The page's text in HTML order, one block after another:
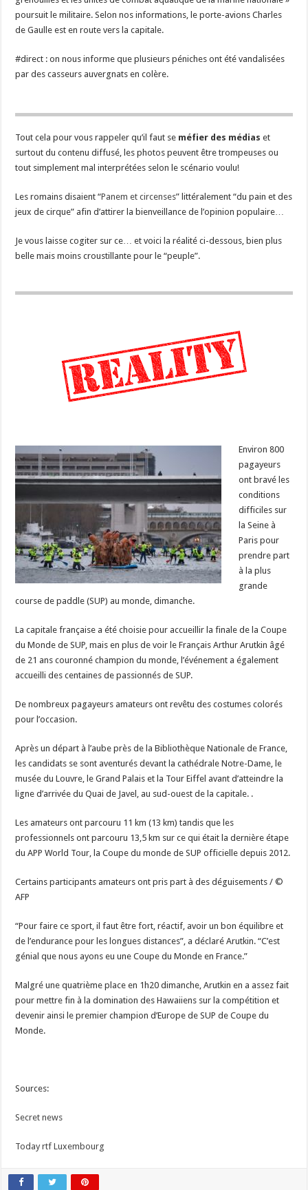
poursuit le militaire. Selon nos informations, le porte-avions Charles
de Gaulle est en route vers la capitale.
#direct : on nous informe que plusieurs péniches ont été vandalisées
par des casseurs auvergnats en colère.
Tout cela pour vous rappeler qu’il faut se méfier des médias et
surtout du contenu diffusé, les photos peuvent être trompeuses ou
tout simplement mal interprétées selon le scénario voulu!
Les romains disaient “Panem et circenses” littéralement “du pain et des
jeux de cirque” afin d’attirer la bienveillance de l’opinion populaire…
Je vous laisse cogiter sur ce… et voici la réalité ci-dessous, bien plus
belle mais moins croustillante pour le “peuple”.
Environ 800
pagayeurs
ont bravé les
conditions
difficiles sur
la Seine à
Paris pour
prendre part
à la plus
grande
course de paddle (SUP) au monde, dimanche.
La capitale française a été choisie pour accueillir la finale de la Coupe
du Monde de SUP, mais en plus de voir le Français Arthur Arutkin âgé
de 21 ans couronné champion du monde, l’événement a également
accueilli des centaines de passionnés de SUP.
De nombreux pagayeurs amateurs ont revêtu des costumes colorés
pour l’occasion.
Après un départ à l’aube près de la Bibliothèque Nationale de France,
les candidats se sont aventurés devant la cathédrale Notre-Dame, le
musée du Louvre, le Grand Palais et la Tour Eiffel avant d’atteindre la
ligne d’arrivée du Quai de Javel, au sud-ouest de la capitale. .
Les amateurs ont parcouru 11 km (13 km) tandis que les
professionnels ont parcouru 13,5 km sur ce qui était la dernière étape
du APP World Tour, la Coupe du monde de SUP officielle depuis 2012.
Certains participants amateurs ont pris part à des déguisements / ©
AFP
“Pour faire ce sport, il faut être fort, réactif, avoir un bon équilibre et
de l’endurance pour les longues distances”, a déclaré Arutkin. “C’est
génial que nous ayons eu une Coupe du Monde en France.”
Malgré une quatrième place en 1h20 dimanche, Arutkin en a assez fait
pour mettre fin à la domination des Hawaiiens sur la compétition et
devenir ainsi le premier champion d’Europe de SUP de Coupe du
Monde.
Sources:
Secret news
Today rtf Luxembourg